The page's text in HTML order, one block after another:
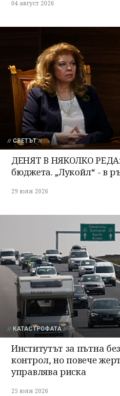
04 август 2026
СВЕТЪТ
ДЕНЯТ В НЯКОЛКО РЕДА:
бюджета. „Лукойл“ - в
29 юли 2026
КАТАСТРОФАТА
Институтът за пътна
контрол, но повече
управлява риска
25 юли 2026